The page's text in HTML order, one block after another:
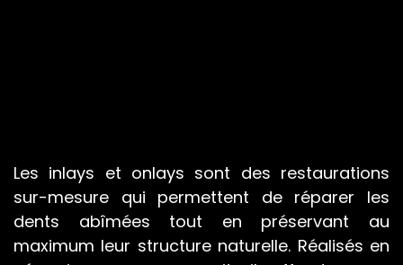
Cas cliniques
Les inlays et onlays sont des restaurations
sur-mesure qui permettent de réparer les
dents abîmées tout en préservant au
maximum leur structure naturelle. Réalisés en